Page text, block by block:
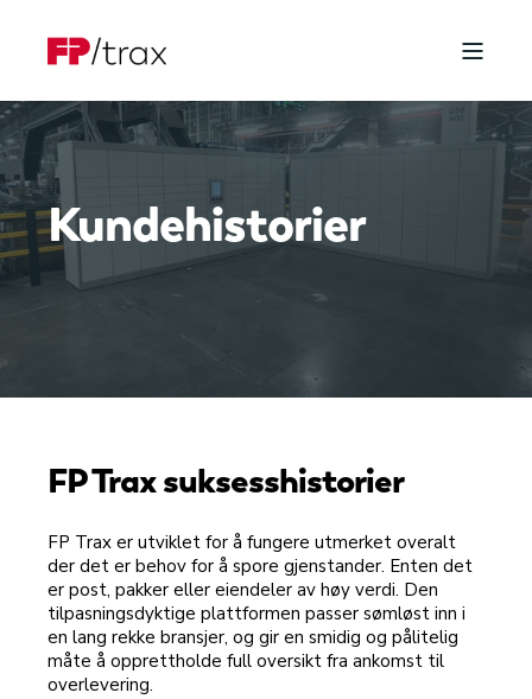
Kundehistorier
FP Trax suksesshistorier
FP Trax er utviklet for å fungere utmerket overalt
der det er behov for å spore gjenstander. Enten det
er post, pakker eller eiendeler av høy verdi. Den
tilpasningsdyktige plattformen passer sømløst inn i
en lang rekke bransjer, og gir en smidig og pålitelig
måte å opprettholde full oversikt fra ankomst til
overlevering.